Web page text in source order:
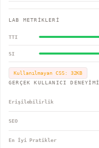
LAB METRİKLERİ
TTI
SI
Kullanılmayan CSS: 32KB
GERÇEK KULLANICI DENEYİMİ
Erişilebilirlik
SEO
En İyi Pratikler